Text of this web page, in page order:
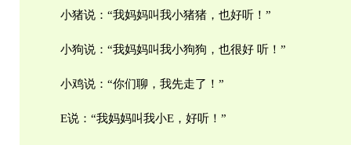
小猪说：“我妈妈叫我小猪猪，也好听！”
小狗说：“我妈妈叫我小狗狗，也很好 听！”
小鸡说：“你们聊，我先走了！”
E说：“我妈妈叫我小E，好听！”